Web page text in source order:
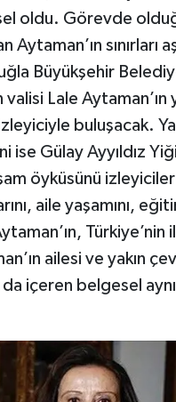
oldu. Görevde
sınırları
Büyükşehir
Lale Aytaman’ın
buluşacak.
Gülay Ayyıldız
öyküsünü
aile yaşamını,
Türkiye’nin
ailesi ve yakın
da içeren belgesel